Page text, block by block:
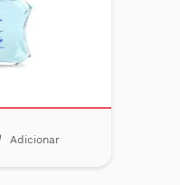
Adicionar